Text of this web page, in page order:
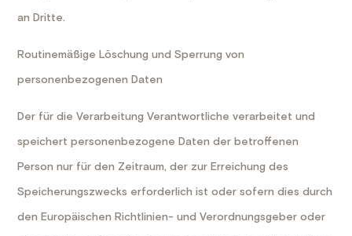
an Dritte.
Routinemäßige Löschung und Sperrung von
personenbezogenen Daten
Der für die Verarbeitung Verantwortliche verarbeitet und
speichert personenbezogene Daten der betroffenen
Person nur für den Zeitraum, der zur Erreichung des
Speicherungszwecks erforderlich ist oder sofern dies durch
den Europäischen Richtlinien- und Verordnungsgeber oder